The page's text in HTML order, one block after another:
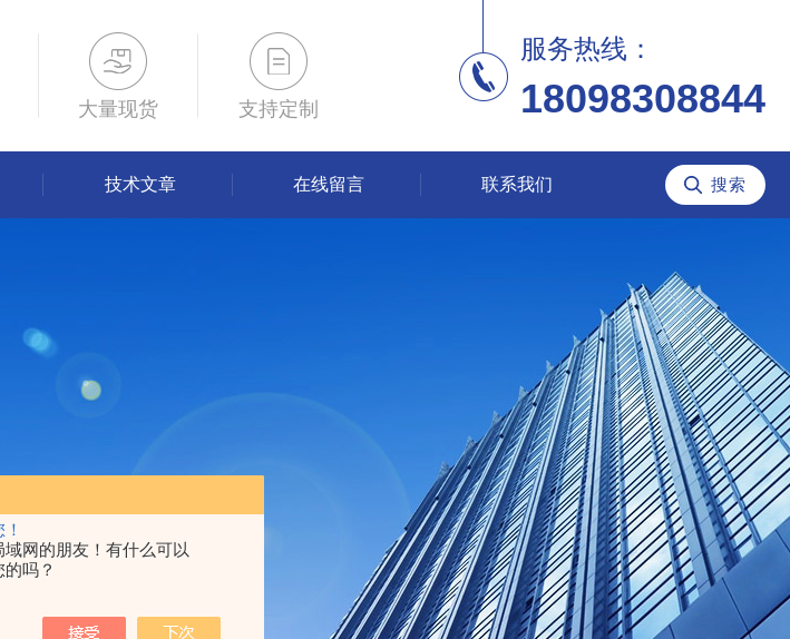
域网的朋友！有什么可以
吗？
大量现货 支持定制
服务热线：
18098308844
技术文章 在线留言 联系我们